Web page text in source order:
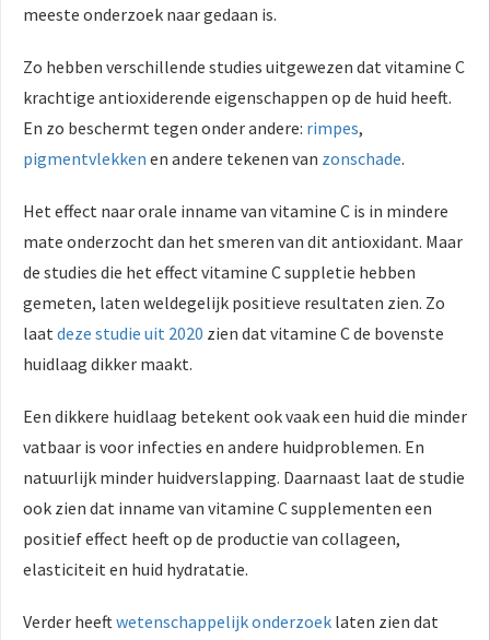
meeste onderzoek naar gedaan is.
Zo hebben verschillende studies uitgewezen dat vitamine C
krachtige antioxiderende eigenschappen op de huid heeft.
En zo beschermt tegen onder andere: rimpes,
pigmentvlekken en andere tekenen van zonschade.
Het effect naar orale inname van vitamine C is in mindere
mate onderzocht dan het smeren van dit antioxidant. Maar
de studies die het effect vitamine C suppletie hebben
gemeten, laten weldegelijk positieve resultaten zien. Zo
laatdeze studie uit 2020 zien dat vitamine C de bovenste
huidlaag dikker maakt.
Een dikkere huidlaag betekent ook vaak een huid die minder
vatbaar is voor infecties en andere huidproblemen. En
natuurlijk minder huidverslapping. Daarnaast laat de studie
ook zien dat inname van vitamine C supplementen een
positief effect heeft op de productie van collageen,
elasticiteit en huid hydratatie.
Verder heeftwetenschappelijk onderzoek laten zien dat